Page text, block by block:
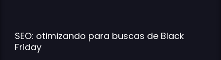
SEO: otimizando para buscas de Black
Friday